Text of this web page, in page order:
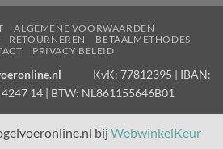
ALGEMENE VOORWAARDEN
RETOURNEREN
BETAALMETHODES
PRIVACY BELEID
KvK: 77812395 | IBAN:
14 | BTW: NL861155646B01
bij WebwinkelKeur